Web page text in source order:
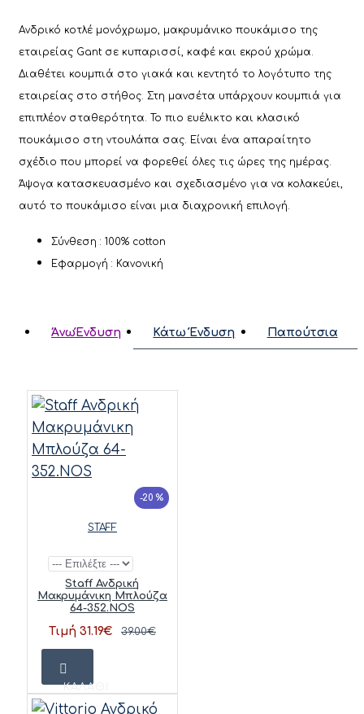
Ανδρικό κοτλέ μονόχρωμο, μακρυμάνικο πουκάμισο της
εταιρείας Gant σε κυπαρισσί, καφέ και εκρού χρώμα.
Διαθέτει κουμπιά στο γιακά και κεντητό το λογότυπο της
εταιρείας στο στήθος. Στη μανσέτα υπάρχουν κουμπιά για
επιπλέον σταθερότητα. Το πιο ευέλικτο και κλασικό
πουκάμισο στη ντουλάπα σας. Είναι ένα απαραίτητο
σχέδιο που μπορεί να φορεθεί όλες τις ώρες της ημέρας.
Άψογα κατασκευασμένο και σχεδιασμένο για να κολακεύει,
αυτό το πουκάμισο είναι μια διαχρονική επιλογή.
Σύνθεση : 100% cotton
Εφαρμογή : Κανονική
ΆνωΈνδυση Κάτω Ένδυση Παπούτσια
-20 %
STAFF
Staff Ανδρική
Μακρυμάνικη Μπλούζα
64-352.NOS
Τιμή 31.19€ 39.00€
ΚΑΛΆΘΙ